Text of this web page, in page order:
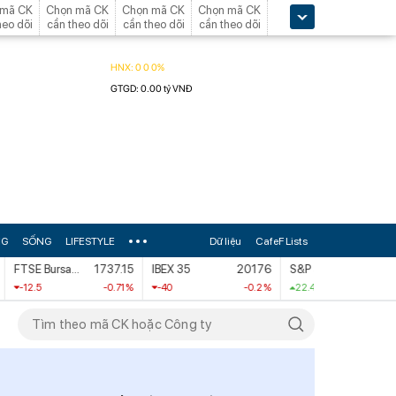
CK
dõi
Chọn mã CK
cần theo dõi
Chọn mã CK
cần theo dõi
Chọn mã CK
cần theo dõi
SỐNG LIFESTYLE CafeF Lists
Dữ liệu
FTSE Bursa Malaysia KLCI
-12.5
1737.15
-0.71 %
IBEX 35
-40
20176
-0.2 %
S&P 500
22.46